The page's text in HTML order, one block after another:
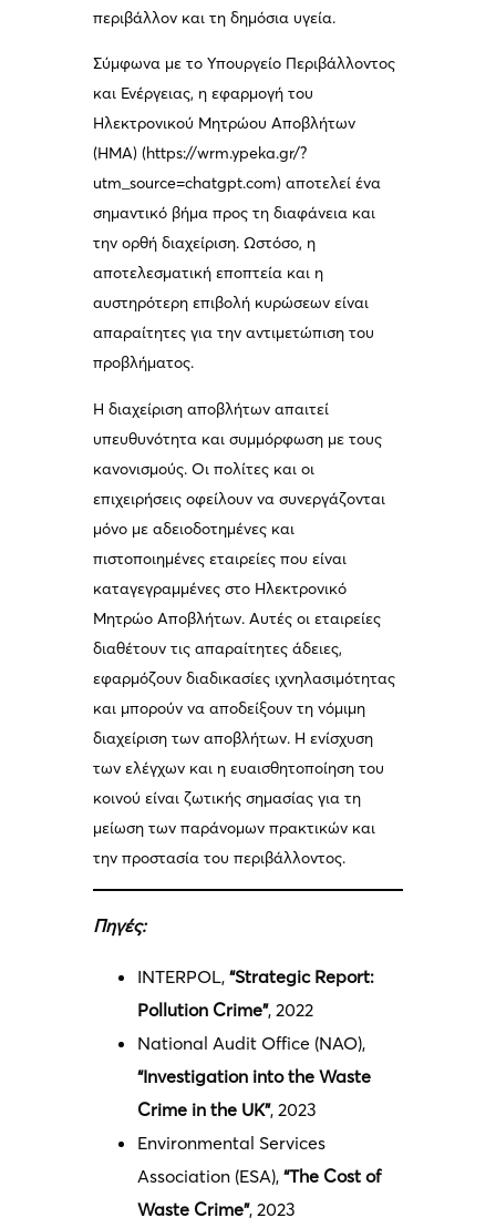
περιβάλλον και τη δημόσια υγεία.
Σύμφωνα με το Υπουργείο Περιβάλλοντος
και Ενέργειας, η εφαρμογή του
Ηλεκτρονικού Μητρώου Αποβλήτων
(ΗΜΑ) (https://wrm.ypeka.gr/?
utm_source=chatgpt.com) αποτελεί ένα
σημαντικό βήμα προς τη διαφάνεια και
την ορθή διαχείριση. Ωστόσο, η
αποτελεσματική εποπτεία και η
αυστηρότερη επιβολή κυρώσεων είναι
απαραίτητες για την αντιμετώπιση του
προβλήματος.
Η διαχείριση αποβλήτων απαιτεί
υπευθυνότητα και συμμόρφωση με τους
κανονισμούς. Οι πολίτες και οι
επιχειρήσεις οφείλουν να συνεργάζονται
μόνο με αδειοδοτημένες και
πιστοποιημένες εταιρείες που είναι
καταγεγραμμένες στο Ηλεκτρονικό
Μητρώο Αποβλήτων. Αυτές οι εταιρείες
διαθέτουν τις απαραίτητες άδειες,
εφαρμόζουν διαδικασίες ιχνηλασιμότητας
και μπορούν να αποδείξουν τη νόμιμη
διαχείριση των αποβλήτων. Η ενίσχυση
των ελέγχων και η ευαισθητοποίηση του
κοινού είναι ζωτικής σημασίας για τη
μείωση των παράνομων πρακτικών και
την προστασία του περιβάλλοντος.
Πηγές:
INTERPOL,“Strategic Report:
Pollution Crime”, 2022
National Audit Office (NAO),
“Investigation into the Waste
Crime in the UK”, 2023
Environmental Services
Association (ESA),“The Cost of
Waste Crime”, 2023